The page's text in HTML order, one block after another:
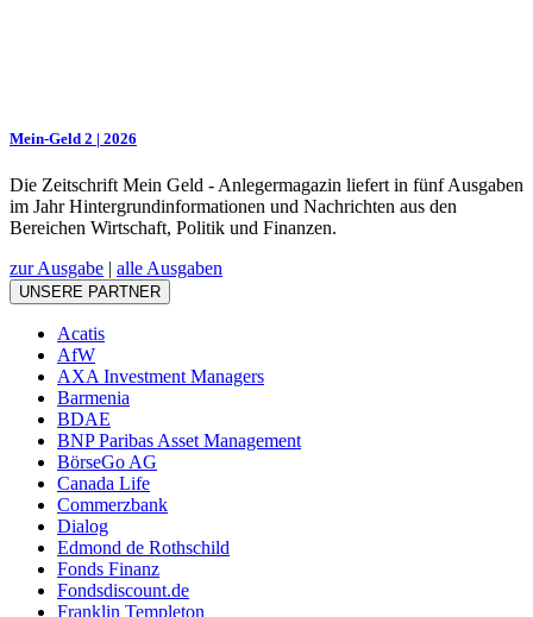
Mein-Geld 2 | 2026
Die Zeitschrift Mein Geld - Anlegermagazin liefert in fünf Ausgaben
im Jahr Hintergrundinformationen und Nachrichten aus den
Bereichen Wirtschaft, Politik und Finanzen.
zur Ausgabe | alle Ausgaben
UNSERE PARTNER
Acatis
AfW
AXA Investment Managers
Barmenia
BDAE
BNP Paribas Asset Management
BörseGo AG
Canada Life
Commerzbank
Dialog
Edmond de Rothschild
Fonds Finanz
Fondsdiscount.de
Franklin Templeton